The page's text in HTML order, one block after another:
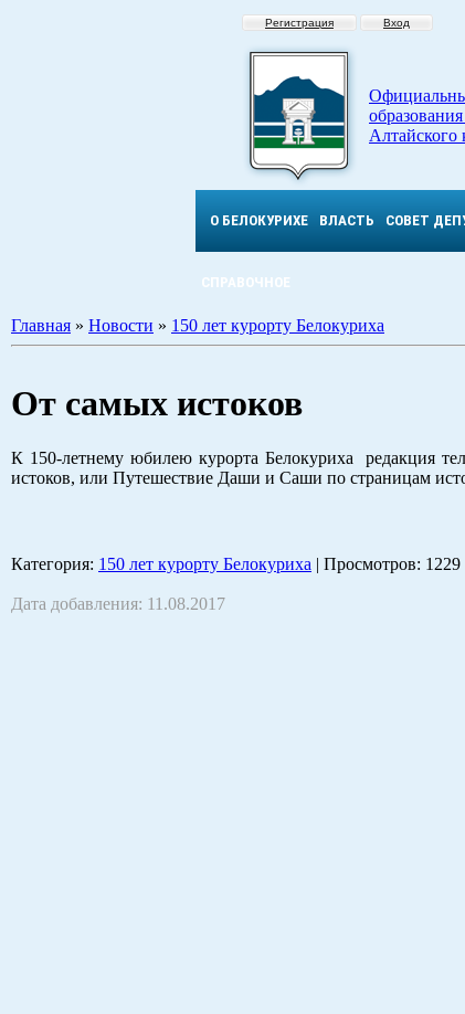
Регистрация Вход
Алтайского
О БЕЛОКУРИХЕ ВЛАСТЬ СОВЕТ
СПРАВОЧНОЕ
Главная » Новости » 150 лет курорту Белокуриха
От самых истоков
К 150-летнему юбилею курорта Белокуриха редакция
истоков, или Путешествие Даши и Саши по страницам
Категория: 150 лет курорту Белокуриха | Просмотров: 1229
Дата добавления: 11.08.2017